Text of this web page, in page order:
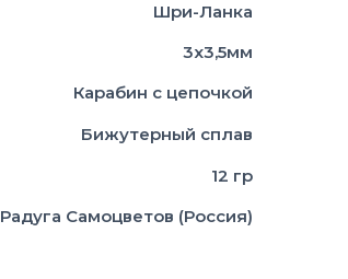
Шри-Ланка
3х3,5мм
Карабин с цепочкой
Бижутерный сплав
12 гр
Радуга Самоцветов (Россия)